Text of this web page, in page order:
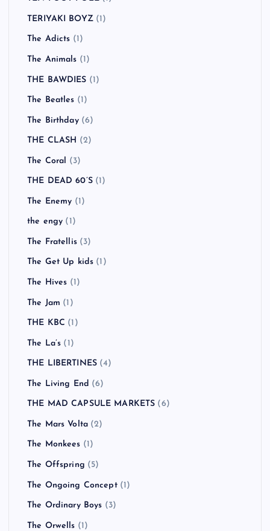
TERIYAKI BOYZ(1)
The Adicts (1)
The Animals (1)
THE BAWDIES (1)
The Beatles (1)
The Birthday(6)
THE CLASH (2)
The Coral (3)
THE DEAD 60’S(1)
The Enemy (1)
the engy (1)
The Fratellis(3)
The Get Up kids (1)
The Hives (1)
The Jam (1)
THE KBC (1)
The La’s (1)
THE LIBERTINES (4)
The Living End (6)
THE MAD CAPSULE MARKETS (6)
The Mars Volta (2)
The Monkees (1)
The Offspring (5)
The Ongoing Concept(1)
The Ordinary Boys (3)
The Orwells (1)